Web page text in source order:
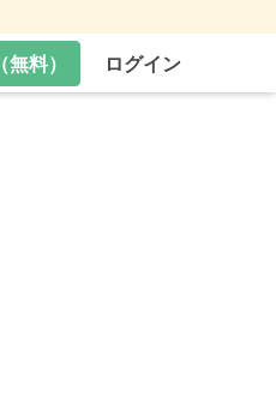
料）
ログイン